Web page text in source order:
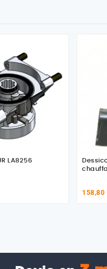
DESSICCATEUR LA8256
158,80